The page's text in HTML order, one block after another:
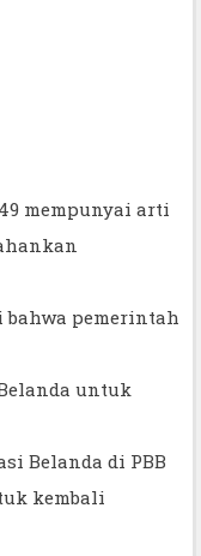
mempunyai arti
pemerintah
untuk
Belanda di PBB
kembali